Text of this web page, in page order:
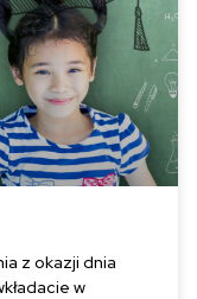
z okazji dnia
w